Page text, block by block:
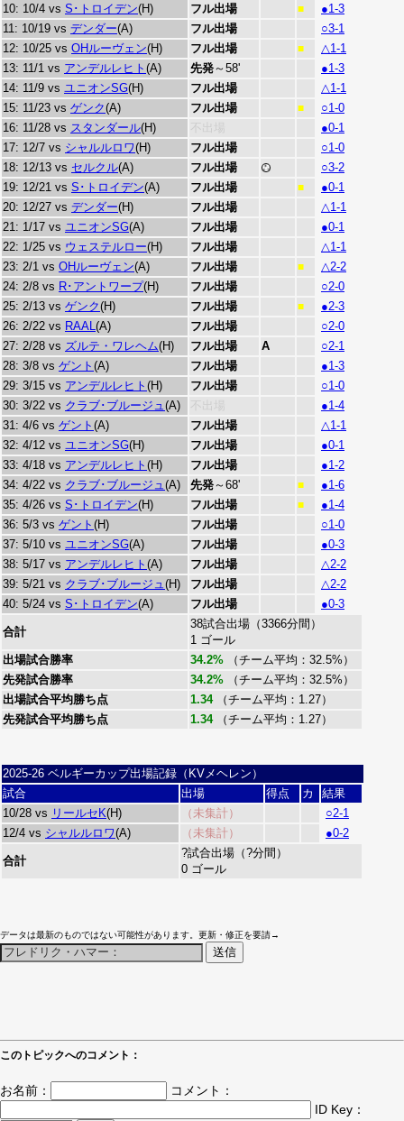
10: 10/4 vs S･トロイデン(H) フル出場 ■
●1-3
11: 10/19 vs デンダー(A) フル出場
○3-1
12: 10/25 vs OHルーヴェン(H) フル出場 ■
△1-1
13: 11/1 vs アンデルレヒト (A) 先発～58'
●1-3
14: 11/9 vs ユニオンSG(H) フル出場
△1-1
15: 11/23 vs ゲンク(A) フル出場 ■
○1-0
16: 11/28 vs スタンダール(H) 不出場
●0-1
17: 12/7 vs シャルルロワ(H) フル出場
○1-0
18: 12/13 vs セルクル(A) フル出場
○3-2
19: 12/21 vs S･トロイデン(A) フル出場 ■
●0-1
20: 12/27 vs デンダー(H) フル出場
△1-1
21: 1/17 vs ユニオンSG(A) フル出場
●0-1
22: 1/25 vs ウェステルロー(H) フル出場
△1-1
23: 2/1 vs OHルーヴェン(A) フル出場 ■
△2-2
24: 2/8 vs R･アントワープ(H) フル出場
○2-0
25: 2/13 vs ゲンク(H) フル出場 ■
●2-3
26: 2/22 vs RAAL(A) フル出場
○2-0
27: 2/28 vs ズルテ・ワレヘム(H) フル出場 A
○2-1
28: 3/8 vs ゲント (A) フル出場
●1-3
29: 3/15 vs アンデルレヒト (H) フル出場
○1-0
30: 3/22 vs クラブ･ブルージュ(A) 不出場
●1-4
31: 4/6 vs ゲント (A) フル出場
△1-1
32: 4/12 vs ユニオンSG(H) フル出場
●0-1
33: 4/18 vs アンデルレヒト (H) フル出場
●1-2
34: 4/22 vs クラブ･ブルージュ(A) 先発～68' ■
●1-6
35: 4/26 vs S･トロイデン(H) フル出場 ■
●1-4
36: 5/3 vs ゲント (H) フル出場
○1-0
37: 5/10 vs ユニオンSG(A) フル出場
●0-3
38: 5/17 vs アンデルレヒト (A) フル出場
△2-2
39: 5/21 vs クラブ･ブルージュ(H) フル出場
△2-2
40: 5/24 vs S･トロイデン(A) フル出場 ●0-3
合計
38試合出場（3366分間）
1 ゴール
出場試合勝率
34.2% （チーム平均：32.5%）
先発試合勝率
34.2% （チーム平均：32.5%）
出場試合平均勝ち点
1.34（チーム平均：1.27）
先発試合平均勝ち点
1.34（チーム平均：1.27）
2025-26 ベルギーカップ出場記録（KVメヘレン）
試合
出場 得点 カ
結果
10/28 vs リールセK(H) （未集計）
○2-1
12/4 vs シャルルロワ(A) （未集計） ●0-2
合計
?試合出場（?分間）
0 ゴール
データは最新のものではない可能性があります。更新・修正を要請→
このトピックへのコメント：
お名前：
コメント：
ID Key：